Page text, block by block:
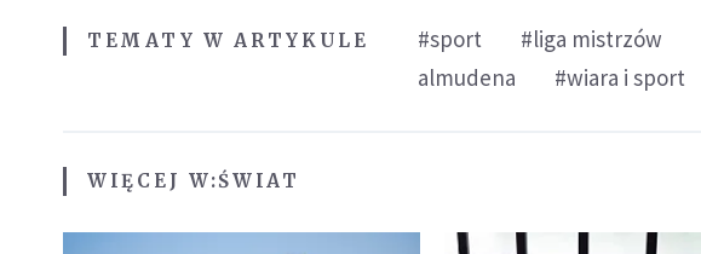
TEMATY W ARTYKULE #sport #liga mistrzów
almudena
#wiara i sport
WIĘCEJ W:ŚWIAT